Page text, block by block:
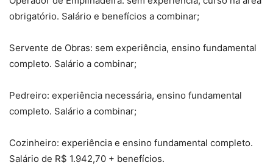
obrigatório. Salário e benefícios a combinar;
Servente de Obras: sem experiência, ensino fundamental
completo. Salário a combinar;
Pedreiro: experiência necessária, ensino fundamental
completo. Salário a combinar;
Cozinheiro: experiência e ensino fundamental completo.
Salário de R$ 1.942,70 + benefícios.